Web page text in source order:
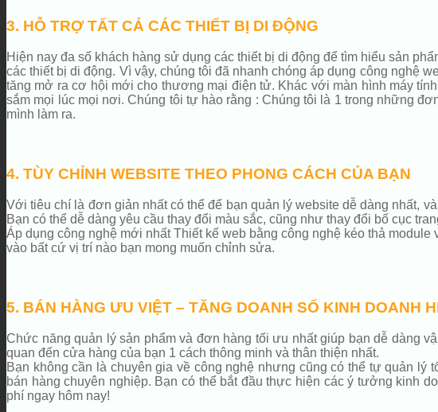
3. HỖ TRỢ TẤT CẢ CÁC THIẾT BỊ DI ĐỘNG
Hiện nay đa số khách hàng sử dụng các thiết bị di động để tìm hiểu sản
các thiết bị di động. Vì vậy, chúng tôi đã nhanh chóng áp dụng công nghệ
tăng mở ra cơ hội mới cho thương mại điện tử. Khác với màn hình máy
sắm mọi lúc mọi nơi. Chúng tôi tự hào rằng : Chúng tôi là 1 trong những
mình làm ra.
4. TÙY CHỈNH WEBSITE THEO PHONG CÁCH CỦA BẠN
Với tiêu chí là đơn giản nhất có thể để bạn quản lý website dễ dàng nhất,
Bạn có thể dễ dàng yêu cầu thay đổi màu sắc, cũng như thay đổi bố cục
Áp dụng công nghệ mới nhất Thiết kế web bằng công nghệ kéo thả
vào bất cứ vị trí nào bạn mong muốn chỉnh sửa.
5. BÁN HÀNG ƯU VIỆT – TĂNG DOANH SỐ KINH DOANH
Chức năng quản lý sản phẩm và đơn hàng tối ưu nhất giúp bạn dễ dàng
quan đến cửa hàng của bạn 1 cách thông minh và thân thiện nhất.
Bạn không cần là chuyên gia về công nghệ nhưng cũng có thể tự quản
bán hàng chuyên nghiệp. Bạn có thể bắt đầu thực hiện các ý tưởng kinh
phí ngay hôm nay!